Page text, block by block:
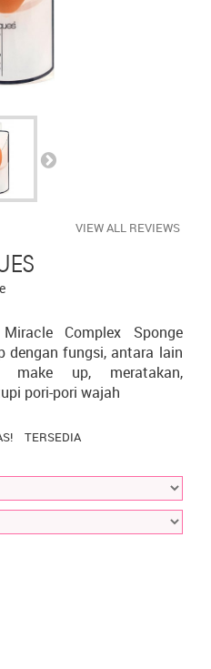
Complex Sponge
dengan fungsi, antara lain
make up, meratakan,
pori-pori wajah
VIEW ALL REVIEWS
TERSEDIA